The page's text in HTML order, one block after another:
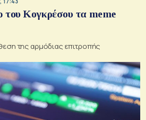
του Κογκρέσου τα meme
της αρμόδιας επιτροπής